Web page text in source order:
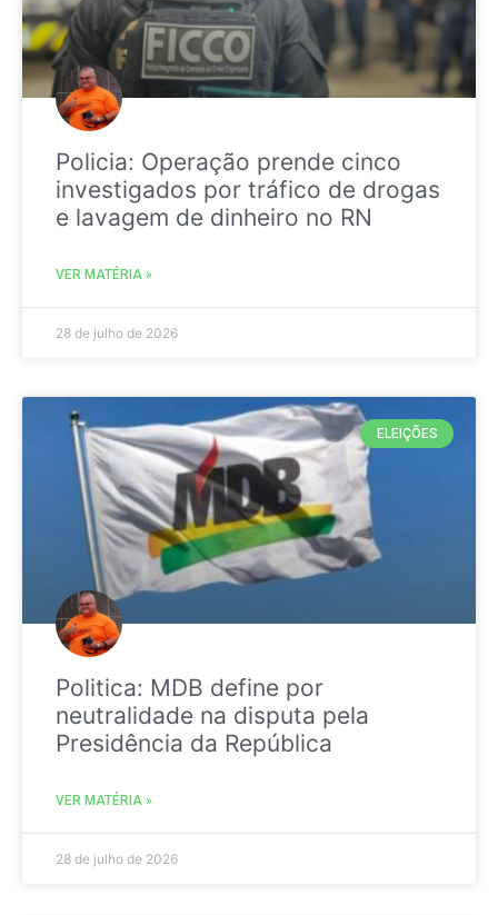
Policia: Operação prende cinco
investigados por tráfico de drogas
e lavagem de dinheiro no RN
VER MATÉRIA »
28 de julho de 2026
ELEIÇÕES
Politica: MDB define por
neutralidade na disputa pela
Presidência da República
VER MATÉRIA »
28 de julho de 2026